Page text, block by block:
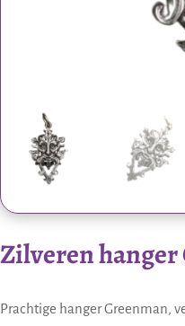
Zilveren hanger
Prachtige hanger Greenman,